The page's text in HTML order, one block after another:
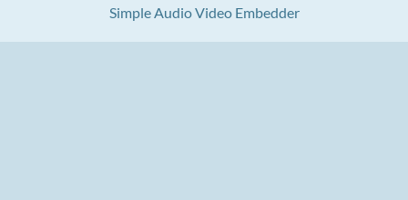
Simple Audio Video Embedder